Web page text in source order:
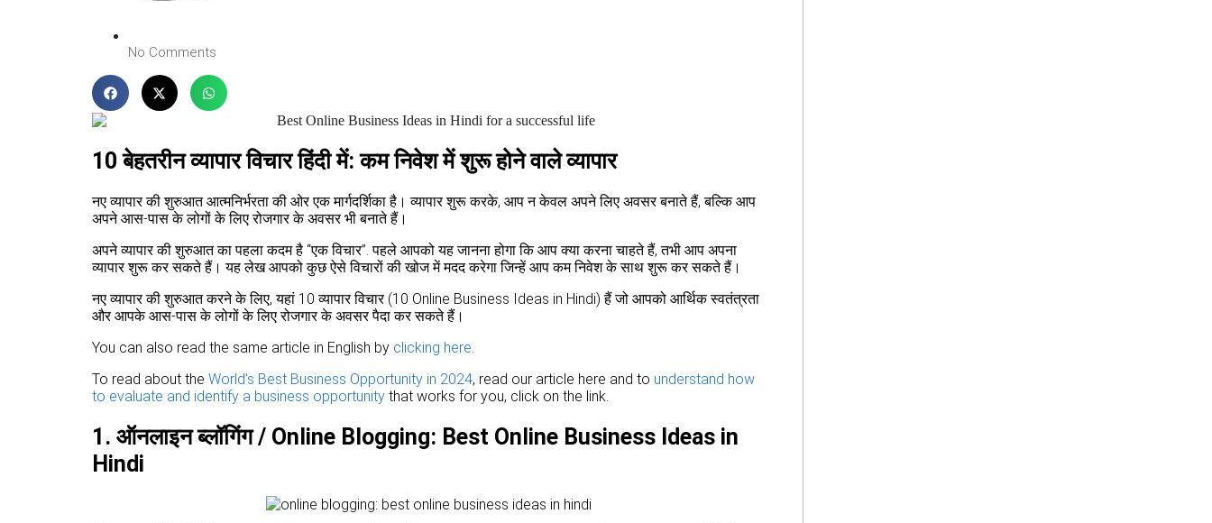
No Comments
10 बेहतरीन व्यापार विचार हिंदी में: कम निवेश में शुरू होने वाले व्यापार
नए व्यापार की शुरुआत आत्मनिर्भरता की ओर एक मार्गदर्शिका है। व्यापार शुरू करके, आप न केवल अपने लिए अवसर बनाते हैं, बल्कि आप
अपने आस-पास के लोगों के लिए रोजगार के अवसर भी बनाते हैं।
अपने व्यापार की शुरुआत का पहला कदम है “एक विचार”. पहले आपको यह जानना होगा कि आप क्या करना चाहते हैं, तभी आप अपना
व्यापार शुरू कर सकते हैं। यह लेख आपको कुछ ऐसे विचारों की खोज में मदद करेगा जिन्हें आप कम निवेश के साथ शुरू कर सकते हैं।
नए व्यापार की शुरुआत करने के लिए, यहां 10 व्यापार विचार (10 Online Business Ideas in Hindi) हैं जो आपको आर्थिक स्वतंत्रता
और आपके आस-पास के लोगों के लिए रोजगार के अवसर पैदा कर सकते हैं।
You can also read the same article in English by clicking here.
To read about the World’s Best Business Opportunity in 2024, read our article here and to understand how
to evaluate and identify a business opportunity that works for you, click on the link.
1. ऑनलाइन ब्लॉगिंग/ Online Blogging: Best Online Business Ideas in
Hindi